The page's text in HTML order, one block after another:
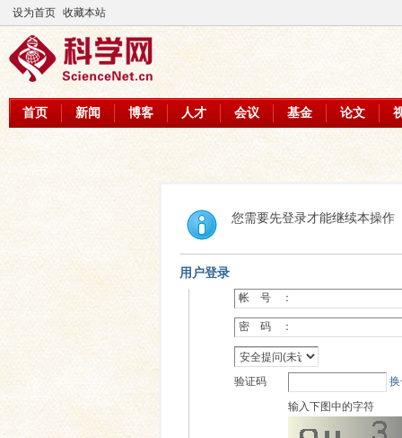
设为首页 收藏本站
首页 新闻 博客 人才 会议 基金 论文
您需要先登录才能继续本操作
用户登录
帐 号 ：
密 码 ：
验证码
输入下图中的字符